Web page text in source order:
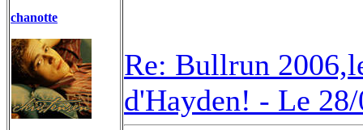
chanotte
Re: Bullrun
d'Hayden! - Le